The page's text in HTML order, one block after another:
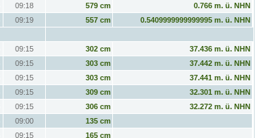
09:18 579 cm
0.766 m. ü. NHN
09:19 557 cm
0.5409999999999995 m. ü. NHN
09:15 302 cm
37.436 m. ü. NHN
09:15 303 cm
37.442 m. ü. NHN
09:15 303 cm
37.441 m. ü. NHN
09:15 309 cm
32.301 m. ü. NHN
09:15 306 cm
32.272 m. ü. NHN
09:00
135 cm
09:15 165 cm